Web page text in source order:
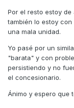
Por el resto estoy
también lo estoy
una mala unidad.
Yo pasé por un
"barata" y con
persistiendo y no
el concesionario.
Ánimo y espero que